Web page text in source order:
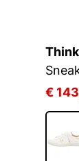
Think
€